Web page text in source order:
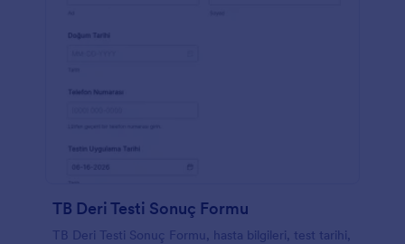
TB Deri Testi Sonuç Formu
TB Deri Testi Sonuç Formu, hasta bilgileri, test tarihi,